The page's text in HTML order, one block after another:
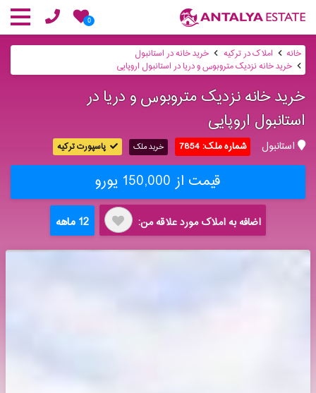
0
خانه املاک در ترکیه
خرید خانه در استانبول
خرید خانه نزدیک متروبوس و دریا در استانبول اروپایی
خرید خانه نزدیک متروبوس و دریا در
استانبول اروپایی
استانبول شماره ملک: 7854 خرید ملک پاسپورت ترکیه
قیمت از 150,000 یورو
اضافه به املاک مورد علاقه من: 12 ماهه